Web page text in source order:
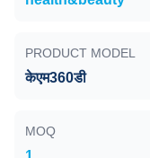
PRODUCT MODEL
केएम360डी
MOQ